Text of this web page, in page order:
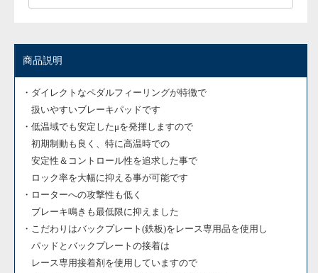
商品説明
・ダイレクトなペダルフィーリングが特徴で
扱いやすいブレーキパッドです
・低温域でも安定したμを発揮しますので
初期制動も良く、 特に高温時での
安定性＆コントロール性を追求した事で
ロック率を大幅に抑える事が可能です
・ローターへの攻撃性も低く
ブレーキ鳴きも最低限に抑えました
・こだわりはバックプレート(鉄板)をレース専用品を使用し
パッドとバックプレートの接着は
レース専用接着剤を使用していますので